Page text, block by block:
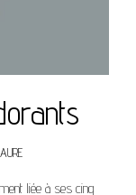
liée à ses cinq